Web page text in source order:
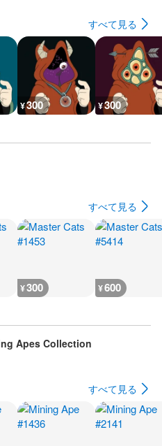
すべて見る
¥300 ¥300
すべて見る
¥300 ¥600
Apes Collection
すべて見る